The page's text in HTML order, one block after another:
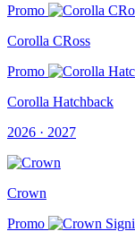
Promo
Corolla CRoss
Promo
Corolla Hatchback
2026 · 2027
Crown
Promo